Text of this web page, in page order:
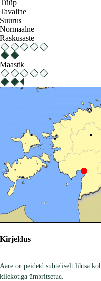
Tüüp
Tavaline
Suurus
Normaalne
Raskusaste
Maastik
Kirjeldus
Aare on peidetd suhteliselt lihtsa
kilekotiga ümbritsetud.